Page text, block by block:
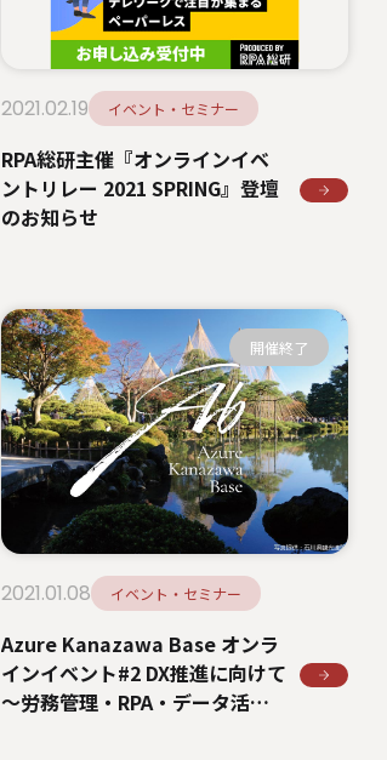
2021.02.19 イベント・セミナー
RPA総研主催『オンラインイベ
ントリレー 2021 SPRING』登壇
のお知らせ
2021.01.08 イベント・セミナー
Azure Kanazawa Base オンラ
インイベント#2 DX推進に向けて
～労務管理・RPA・データ活用
開催終了